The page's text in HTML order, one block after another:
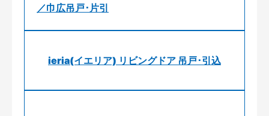
／巾広吊戸･片引
ieria(イエリア) リビングドア 吊戸･引込